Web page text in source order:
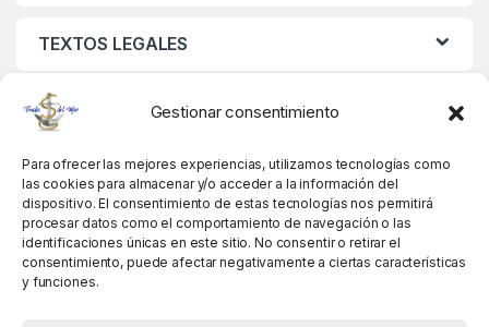
Gestionar consentimiento
Para ofrecer las mejores experiencias, utilizamos tecnologías como
las cookies para almacenar y/o acceder a la información del
dispositivo. El consentimiento de estas tecnologías nos permitirá
procesar datos como el comportamiento de navegación o las
identificaciones únicas en este sitio. No consentir o retirar el
consentimiento, puede afectar negativamente a ciertas características
y funciones.
TEXTOS LEGALES
MIS DATOS